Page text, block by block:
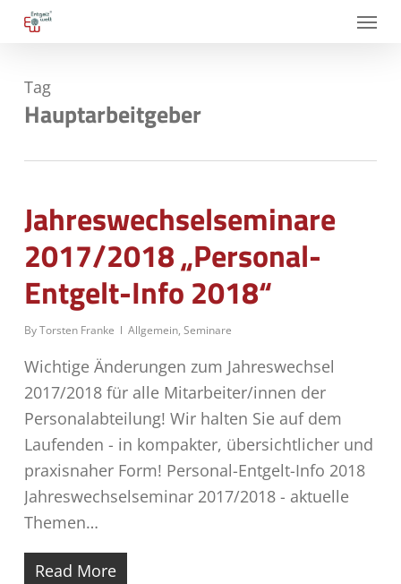
Skip
content
Menu
Tag
Hauptarbeitgeber
Jahreswechselseminare
2017/2018 „Personal-
Entgelt-Info 2018“
ByTorsten Franke Allgemein, Seminare
Wichtige Änderungen zum Jahreswechsel
2017/2018 für alle Mitarbeiter/innen der
Personalabteilung! Wir halten Sie auf dem
Laufenden - in kompakter, übersichtlicher und
praxisnaher Form! Personal-Entgelt-Info 2018
Jahreswechselseminar 2017/2018 - aktuelle
Themen…
Read More